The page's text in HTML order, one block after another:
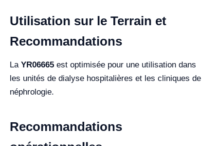
Utilisation sur le Terrain et
Recommandations
La YR06665 est optimisée pour une utilisation dans
les unités de dialyse hospitalières et les cliniques de
néphrologie.
Recommandations